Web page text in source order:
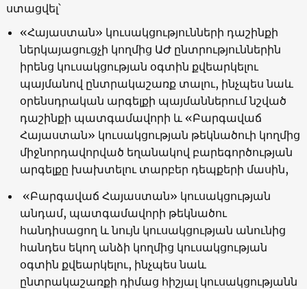
ստացվել՝
«Հայաստան» կուսակցությունների դաշինքի
ներկայացուցչի կողմից ԱԺ ընտրություններին
իրենց կուսակցության օգտին քվեարկելու
պայմանով ընտրակաշառք տալու, ինչպես նաև
օրենսդրական արգելքի պայմաններում նշված
դաշինքի պատգամավորի և «Բարգավաճ
Հայաստան» կուսակցության թեկնածուի կողմից
միջնորդավորված եղանակով բարեգործության
արգելքը խախտելու տարբեր դեպքերի մասին,
«Բարգավաճ Հայաստան» կուսակցության
անդամ, պատգամավորի թեկնածու
հանդիսացող և նույն կուսակցության անունից
հանդես եկող անձի կողմից կուսակցության
օգտին քվեարկելու, ինչպես նաև
ընտրակաշառքի դիմաց հիշյալ կուսակցությանն